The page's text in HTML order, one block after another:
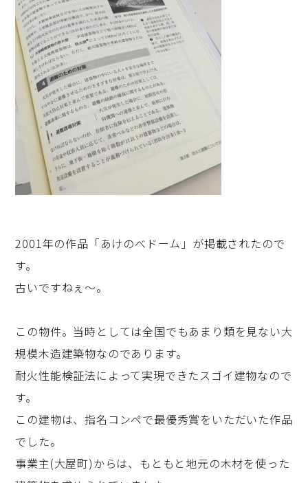
2001年の作品「あけのべドーム」が掲載されたので
す。
古いですねぇ～。
この物件。当時としては全国でもあまり類を見ない大
規模木造建築物なのであります。
耐火性能検証法によって実現できたスゴイ建物なので
す。
この建物は、指名コンペで最優秀賞をいただいた作品
でした。
事業主(大屋町)からは、もともと地元の木材を使った